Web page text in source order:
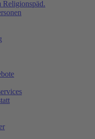
Religionspäd.